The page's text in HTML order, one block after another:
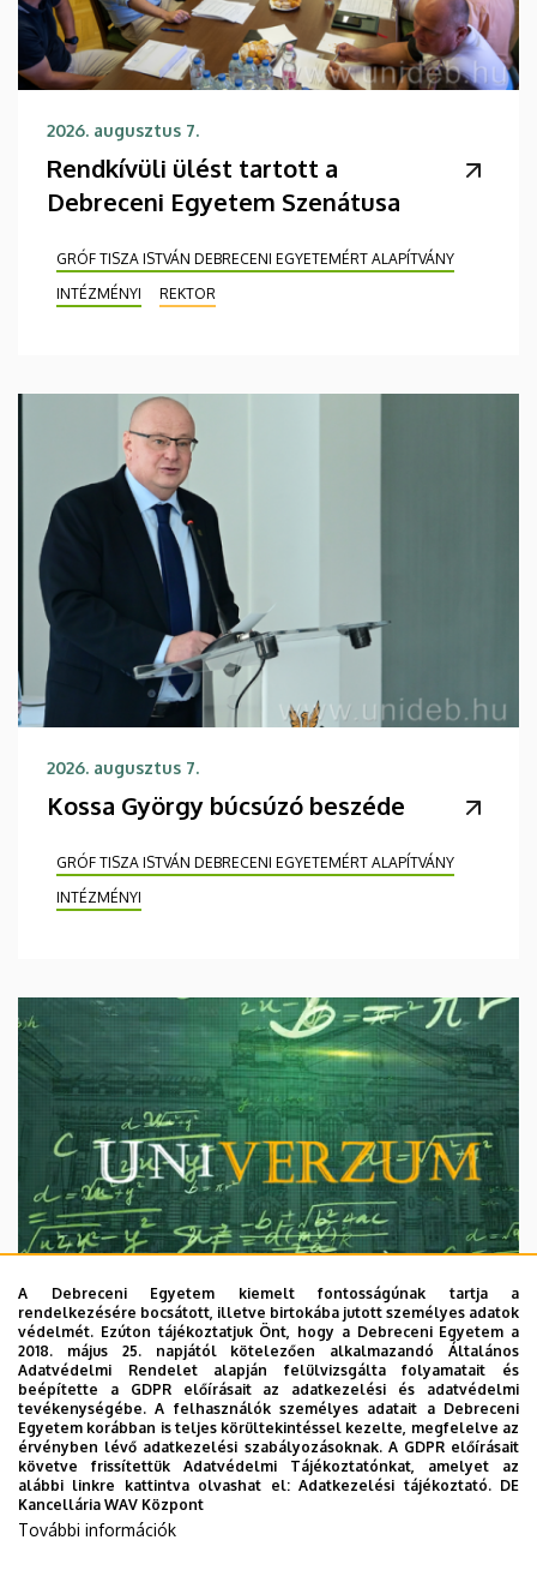
2026. augusztus 7.
Rendkívüli ülést tartott a
Debreceni Egyetem Szenátusa
GRÓF TISZA ISTVÁN DEBRECENI EGYETEMÉRT ALAPÍTVÁNY
INTÉZMÉNYI
REKTOR
2026. augusztus 7.
Kossa György búcsúzó beszéde
GRÓF TISZA ISTVÁN DEBRECENI EGYETEMÉRT ALAPÍTVÁNY
INTÉZMÉNYI
2026. augusztus 7.
Univerzum: A Debreceni Egyetem
titkos receptjei
KUTATÁS TUDOMÁNY
A Debreceni Egyetem kiemelt fontosságúnak tartja a
rendelkezésére bocsátott, illetve birtokába jutott személyes adatok
védelmét. Ezúton tájékoztatjuk Önt, hogy a Debreceni Egyetem a
2018. május 25. napjától kötelezően alkalmazandó Általános
Adatvédelmi Rendelet alapján felülvizsgálta folyamatait és
beépítette a GDPR előírásait az adatkezelési és adatvédelmi
tevékenységébe. A felhasználók személyes adatait a Debreceni
Egyetem korábban is teljes körültekintéssel kezelte, megfelelve az
érvényben lévő adatkezelési szabályozásoknak. A GDPR előírásait
követve frissítettük Adatvédelmi Tájékoztatónkat, amelyet az
alábbi linkre kattintva olvashat el:Adatkezelési tájékoztató. DE
Kancellária WAV Központ
További információk